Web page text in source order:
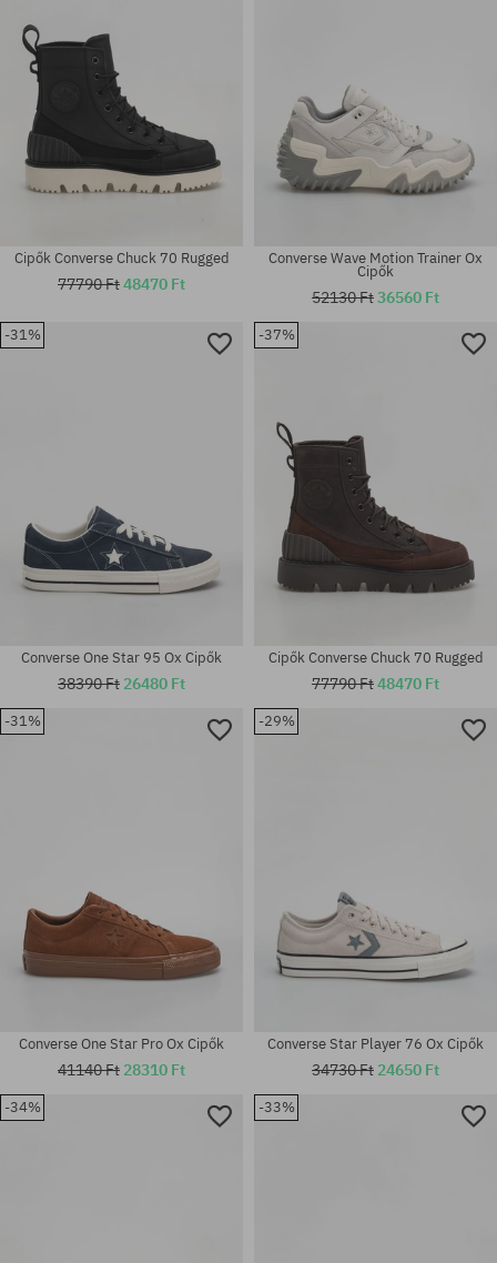
Elérhető méretek:
41; 42; 42.5; 43; 44; 44.5; 45;
Elérhető méretek:
Cipők Converse Chuck 70 Rugged
77790 Ft48470 Ft
Converse Wave Motion Trainer Ox
Cipők
52130 Ft36560 Ft
-31%
Converse One Star 95 Ox Cipők
38390 Ft 26480 Ft
-37%
Cipők Converse Chuck 70 Rugged
77790 Ft48470 Ft
-31%
Converse One Star Pro Ox Cipők
41140 Ft 28310 Ft
-29%
Converse Star Player 76 Ox Cipők
34730 Ft 24650 Ft
-34% -33%